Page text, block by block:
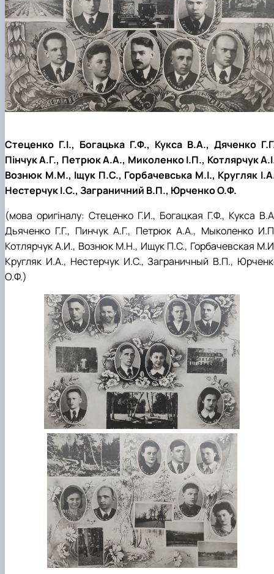
Стеценко Г.І., Богацька Г.Ф., Кукса В.А., Дяченко
Пінчук А.Г., Петрюк А.А., Миколенко І.П., Котлярчук
Вознюк М.М., Іщук П.С., Горбачевська М.І., Кругляк
Нестерчук І.С., Заграничний В.П., Юрченко О.Ф.
(мова оригіналу: Стеценко Г.И., Богацкая Г.Ф., Кукса
Дьяченко Г.Г., Пинчук А.Г., Петрюк А.А., Мыколенко
Котлярчук А.И., Вознюк М.Н., Ищук П.С., Горбачевская
Кругляк И.А., Нестерчук И.С., Заграничный В.П.,
О.Ф.)